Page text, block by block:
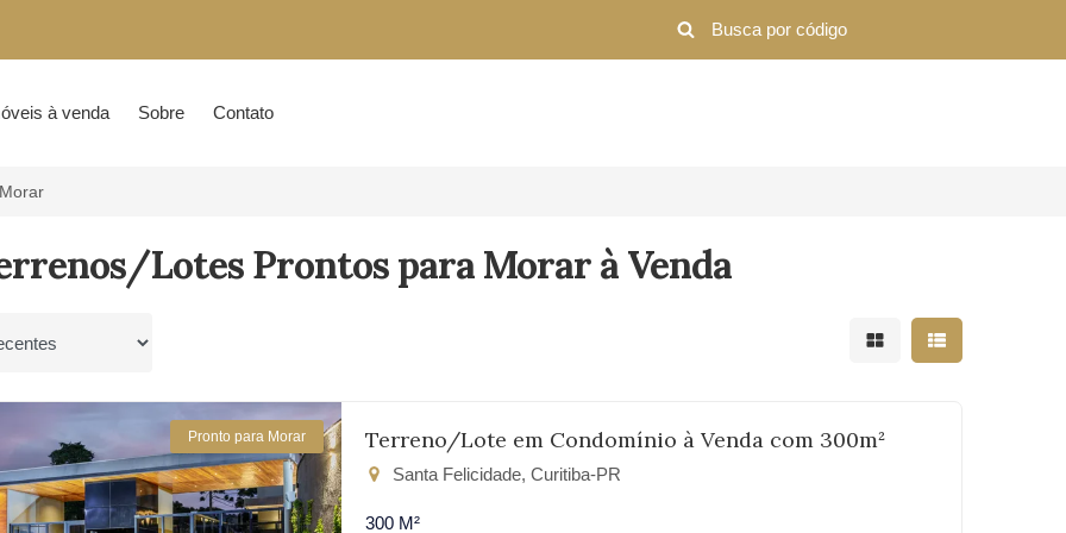
à venda Sobre Contato
Lotes Prontos para Morar à Venda
Mostrar resultados em
Mostrar
Pronto para Morar Terreno/Lote em Condomínio à Venda com 300m²
Santa Felicidade, Curitiba-PR
300 M²